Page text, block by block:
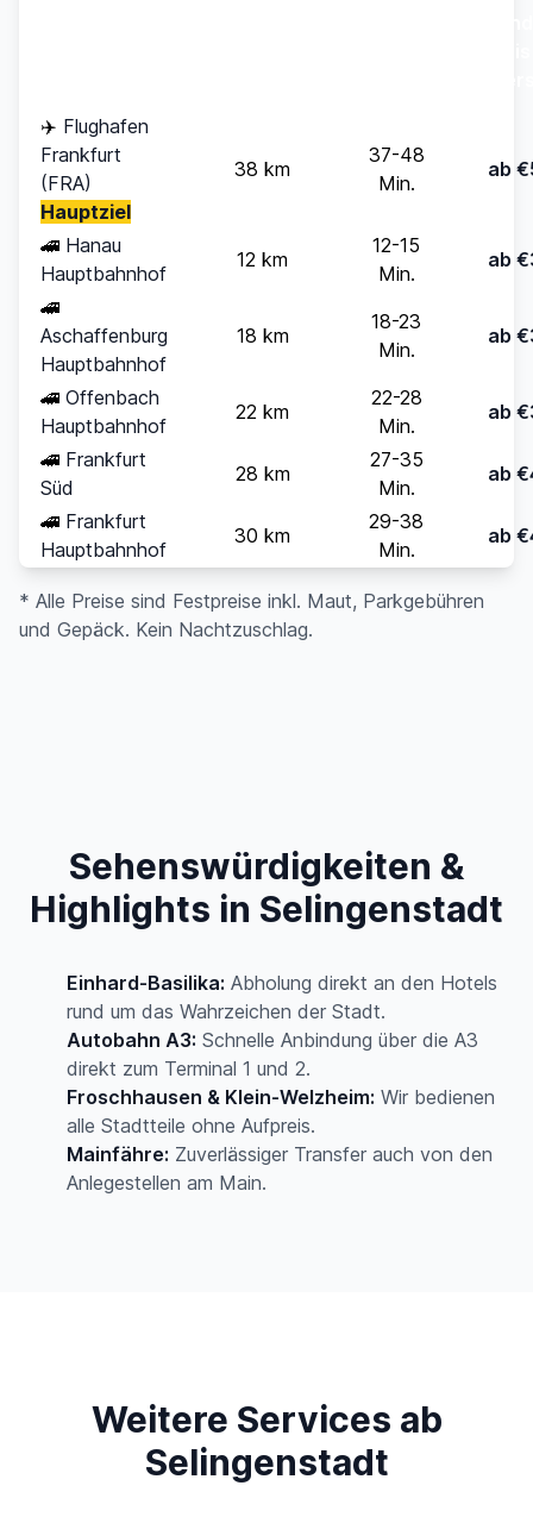
✈️ Flughafen
Frankfurt
(FRA)
Hauptziel
38 km
37-48
Min.
ab
🚄 Hanau
Hauptbahnhof
12 km
12-15
Min.
ab
🚄
Aschaffenburg
Hauptbahnhof
18 km
18-23
Min.
ab
🚄 Offenbach
Hauptbahnhof
22 km
22-28
Min.
ab
🚄 Frankfurt
Süd
28 km
27-35
Min.
ab
🚄 Frankfurt
Hauptbahnhof
30 km
29-38
Min.
ab
* Alle Preise sind Festpreise inkl. Maut, Parkgebühren
und Gepäck. Kein Nachtzuschlag.
Sehenswürdigkeiten &
Highlights in Selingenstadt
Einhard-Basilika: Abholung direkt an den Hotels
rund um das Wahrzeichen der Stadt.
Autobahn A3: Schnelle Anbindung über die A3
direkt zum Terminal 1 und 2.
Froschhausen & Klein-Welzheim: Wir bedienen
alle Stadtteile ohne Aufpreis.
Mainfähre: Zuverlässiger Transfer auch von den
Anlegestellen am Main.
Weitere Services ab
Selingenstadt